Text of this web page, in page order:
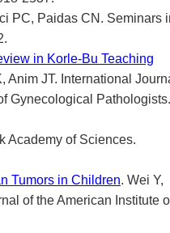
PC, Paidas CN. Seminars
in Korle-Bu Teaching
JT. International
Gynecological Pathologists.
Academy of Sciences.
Tumors in Children. Wei Y,
of the American Institute